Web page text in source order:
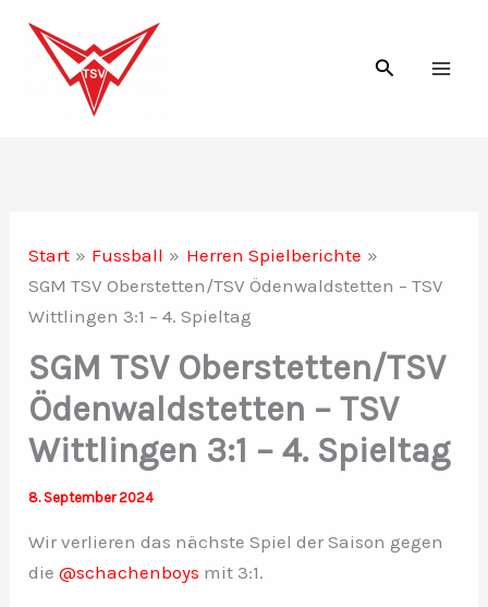
Inhalt
springen
Suchen
Start Fussball
Herren Spielberichte
SGM TSV Oberstetten/TSV Ödenwaldstetten – TSV
Wittlingen 3:1 – 4. Spieltag
SGM TSV Oberstetten/TSV
Ödenwaldstetten – TSV
Wittlingen 3:1 – 4. Spieltag
8. September 2024
Wir verlieren das nächste Spiel der Saison gegen
die@schachenboys mit 3:1.